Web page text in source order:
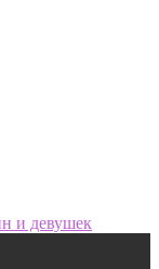
и девушек